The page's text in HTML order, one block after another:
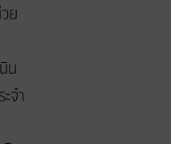
ย
น
จํา